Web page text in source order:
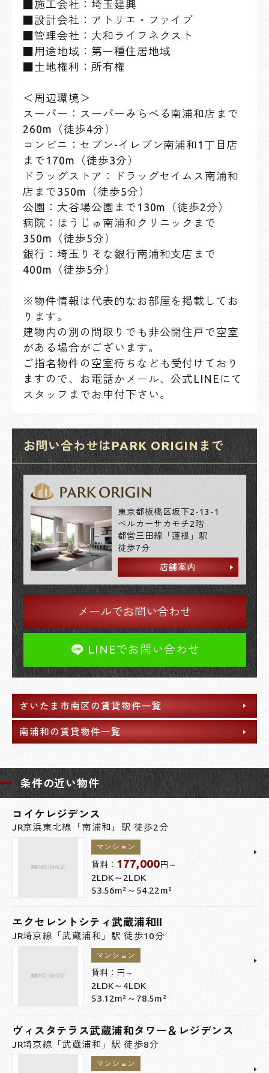
■施工会社：埼玉建興
■設計会社：アトリエ・ファイブ
■管理会社：大和ライフネクスト
■用途地域：第一種住居地域
■土地権利：所有権
＜周辺環境＞
スーパー：スーパーみらべる南浦和店まで
260m（徒歩4分）
コンビニ：セブン-イレブン南浦和1丁目店
まで170m（徒歩3分）
ドラッグストア：ドラッグセイムス南浦和
店まで350m（徒歩5分）
公園：大谷場公園まで130m（徒歩2分）
病院：ほうじゅ南浦和クリニックまで
350m（徒歩5分）
銀行：埼玉りそな銀行南浦和支店まで
400m（徒歩5分）
※物件情報は代表的なお部屋を掲載してお
ります。
建物内の別の間取りでも非公開住戸で空室
がある場合がございます。
ご指名物件の空室待ちなども受付けており
ますので、お電話かメール、公式LINEにて
スタッフまでお申付下さい。
お問い合わせはPARK ORIGINまで
東京都板橋区坂下2-13-1
ベルカーサカモチ2階
都営三田線「蓮根」駅
徒歩7分
店舗案内
メールでお問い合わせ
LINEでお問い合わせ
さいたま市南区の賃貸物件一覧
南浦和の賃貸物件一覧
条件の近い物件
コイケレジデンス
JR京浜東北線「南浦和」駅 徒歩2分
マンション
賃料： 177,000円～
2LDK～2LDK
53.56m²～54.22m²
エクセレントシティ武蔵浦和II
JR埼京線「武蔵浦和」駅 徒歩10分
マンション
賃料： 円～
2LDK～4LDK
53.12m²～78.5m²
ヴィスタテラス武蔵浦和タワー＆レジデンス
JR埼京線「武蔵浦和」駅 徒歩8分
マンション